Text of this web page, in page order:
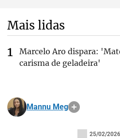
Mais lidas
Marcelo Aro dispara:
carisma de geladeira'
Mannu Meg
25/02/